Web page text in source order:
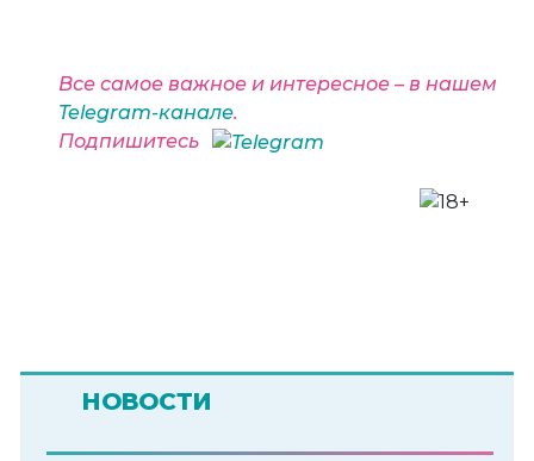
Все самое важное и интересное – в нашем
Telegram-канале.
Подпишитесь
НОВОСТИ